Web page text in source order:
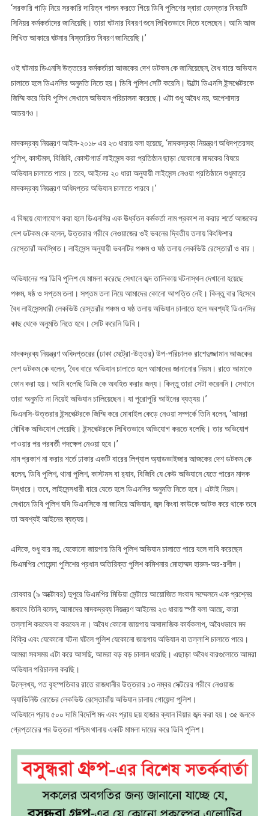
‘সরকারি গাড়ি নিয়ে সরকারি দায়িত্ব পালন করতে গিয়ে ডিবি পুলিশের দ্বারা হেনস্তার বিষয়টি
সিনিয়র কর্মকর্তাদের জানিয়েছি। তারা ঘটনার বিবরণ শুনে লিখিতভাবে দিতে বলেছেন। আমি আজ
লিখিত আকারে ঘটনার বিস্তারিত বিবরণ জানিয়েছি।’
ওই ঘটনায় ডিএনসি উত্তরের কর্মকর্তারা আজকের দেশ ডটকম কে জানিয়েছেন, বৈধ বারে অভিযান
চালাতে হলে ডিএনসির অনুমতি নিতে হয়। ডিবি পুলিশ সেটি করেনি। উল্টো ডিএনসি ইন্সপেক্টরকে
জিম্মি করে ডিবি পুলিশ সেখানে অভিযান পরিচালনা করেছে। এটা শুধু অবৈধ নয়, অপেশাদার
আচরণও।
মাদকদ্রব্য নিয়ন্ত্রণ আইন-২০১৮ এর ২৩ ধারায় বলা হয়েছে, ‘মাদকদ্রব্য নিয়ন্ত্রণ অধিদপ্তরসহ
পুলিশ, কাস্টমস, বিজিবি, কোস্টগার্ড লাইসেন্স করা প্রতিষ্ঠান ছাড়া যেকোনো মাদকের বিষয়ে
অভিযান চালাতে পারে। তবে, আইনের ২০ ধারা অনুযায়ী লাইসেন্স নেওয়া প্রতিষ্ঠানে শুধুমাত্র
মাদকদ্রব্য নিয়ন্ত্রণ অধিদপ্তর অভিযান চালাতে পারবে।’
এ বিষয়ে যোগাযোগ করা হলে ডিএনসির এক ঊর্ধ্বতন কর্মকর্তা নাম প্রকাশ না করার শর্তে আজকের
দেশ ডটকম কে বলেন, উত্তরার গরীবে নেওয়াজের ওই ভবনের দ্বিতীয় তলায় কিংফিশার
রেস্তোরাঁ অবস্থিত। লাইসেন্স অনুযায়ী ভবনটির পঞ্চম ও ষষ্ঠ তলায় লেকভিউ রেস্তোরাঁ ও বার।
অভিযানের পর ডিবি পুলিশ যে মামলা করেছে সেখানে জব্দ তালিকায় ঘটনাস্থল দেখানো হয়েছে
পঞ্চম, ষষ্ঠ ও সপ্তম তলা। সপ্তম তলা নিয়ে আমাদের কোনো আপত্তি নেই। কিন্তু বার হিসেবে
বৈধ লাইসেন্সধারী লেকভিউ রেস্তরাঁর পঞ্চম ও ষষ্ঠ তলায় অভিযান চালাতে হলে অবশ্যই ডিএনসির
কাছ থেকে অনুমতি নিতে হবে। সেটি করেনি ডিবি।
মাদকদ্রব্য নিয়ন্ত্রণ অধিদপ্তরের (ঢাকা মেট্রো-উত্তর) উপ-পরিচালক রাশেদুজ্জামান আজকের
দেশ ডটকম কে বলেন, ‘বৈধ বারে অভিযান চালাতে হলে আমাদের জানানোর নিয়ম। রাতে আমাকে
ফোন করা হয়। আমি বলেছি ডিজি কে অবহিত করার জন্য। কিন্তু তারা সেটা করেননি। সেখানে
তারা অনুমতি না নিয়েই অভিযান চালিয়েছেন। যা পুরোপুরি আইনের ব্যত্যয়।’
ডিএনসি-উত্তরার ইন্সপেক্টরকে জিম্মি করে মোবাইল কেড়ে নেওয়া সম্পর্কে তিনি বলেন, ‘আমরা
মৌখিক অভিযোগ পেয়েছি। ইন্সপেক্টরকে লিখিতভাবে অভিযোগ করতে বলেছি। তার অভিযোগ
পাওয়ার পর পরবর্তী পদক্ষেপ নেওয়া হবে।’
নাম প্রকাশ না করার শর্তে ঢাকার একটি বারের লিগ্যাল অ্যাডভাইজার আজকের দেশ ডটকম কে
বলেন, ডিবি পুলিশ, থানা পুলিশ, কাস্টমস বা র‌্যাব, বিজিবি যে কেউ অভিযানে যেতে পারেন মাদক
উদ্ধারে। তবে, লাইসেন্সধারী বারে যেতে হলে ডিএনসির অনুমতি নিতে হবে। এটাই নিয়ম।
সেখানে ডিবি পুলিশ যদি ডিএনসিকে না জানিয়ে অভিযান, জব্দ কিংবা কাউকে আটক করে থাকে তবে
তা অবশ্যই আইনের ব্যত্যয়।
এদিকে, শুধু বার নয়, যেকোনো জায়গায় ডিবি পুলিশ অভিযান চালাতে পারে বলে দাবি করেছেন
ডিএমপির গোয়েন্দা পুলিশের প্রধান অতিরিক্ত পুলিশ কমিশনার মোহাম্মদ হারুন-অর-রশীদ।
রোববার (৯ অক্টোবর) দুপুরে ডিএমপির মিডিয়া সেন্টারে আয়োজিত সংবাদ সম্মেলনে এক প্রশ্নের
জবাবে তিনি বলেন, আমাদের মাদকদ্রব্য নিয়ন্ত্রণ আইনের ২৩ ধারায় স্পষ্ট বলা আছে, কারা
তল্লাশি করবেন বা করবেন না। অবৈধ কোনো জায়গায় অসামাজিক কার্যকলাপ, অবৈধভাবে মদ
বিক্রি এবং যেকোনো ঘটনা ঘটলে পুলিশ যেকোনো জায়গায় অভিযান বা তল্লাশি চালাতে পারে।
আমরা সবসময় এটা করে আসছি, আমরা বড় বড় চালান ধরেছি। এছাড়া অবৈধ বারগুলোতে আমরা
অভিযান পরিচালনা করছি।
উল্লেখ্য, গত বৃহস্পতিবার রাতে রাজধানীর উত্তরার ১৩ নম্বর সেক্টরের গরীবে নেওয়াজ
অ্যাভিনিউ রোডের লেকভিউ রেস্তোরাঁয় অভিযান চালায় গোয়েন্দা পুলিশ।
অভিযানে প্রায় ৫০০ দামি বিদেশি মদ এবং প্রায় ছয় হাজার ক্যান বিয়ার জব্দ করা হয়। ৩৫ জনকে
গ্রেপ্তারের পর উত্তরা পশ্চিম থানায় একটি মামলা দায়ের করে ডিবি পুলিশ।